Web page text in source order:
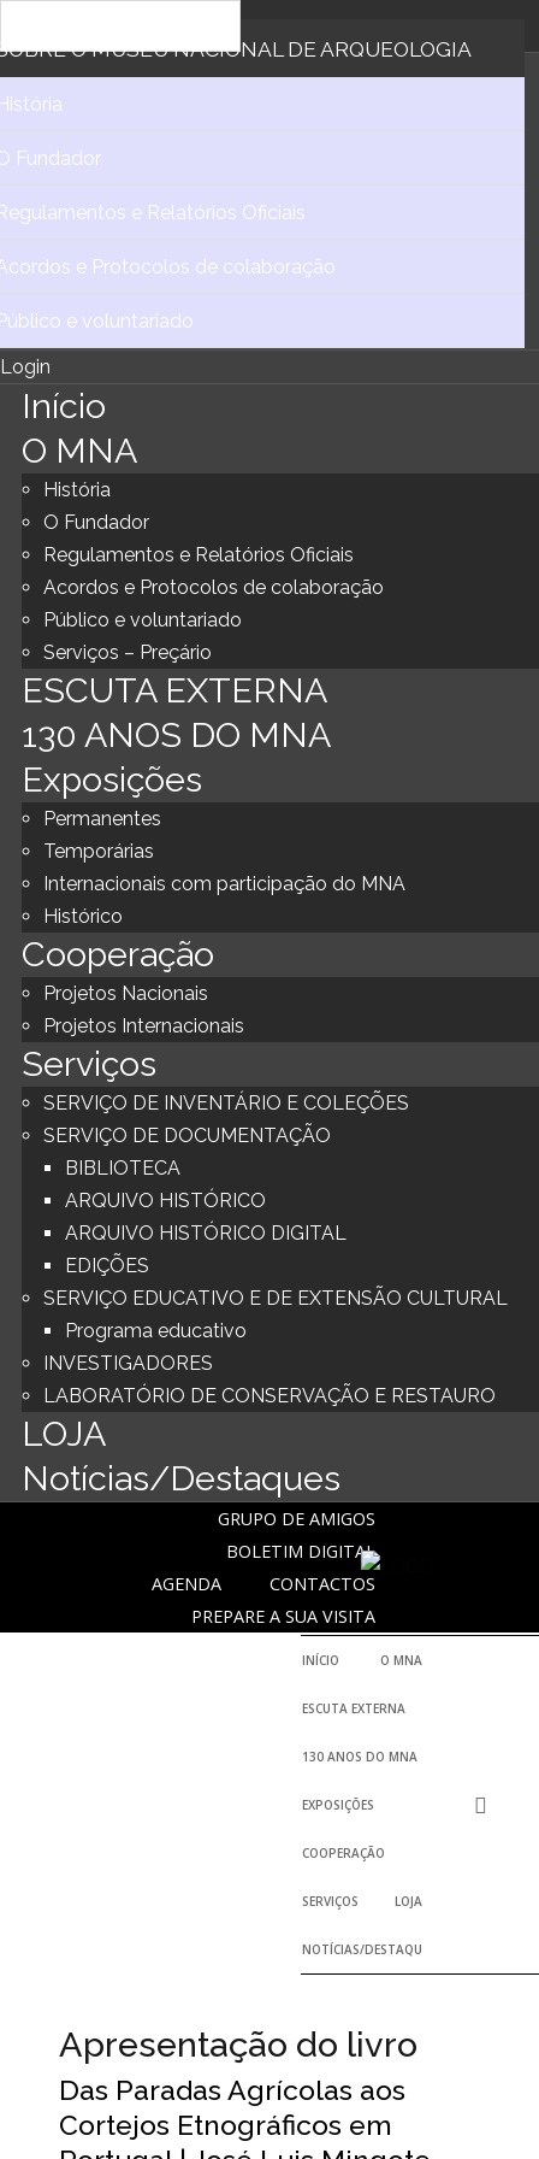
O MUSEU NACIONAL DE ARQUEOLOGIA
Fundador
e Relatórios Oficiais
e Protocolos de colaboração
e voluntariado
Login
Início
O MNA
História
O Fundador
Regulamentos e Relatórios Oficiais
Acordos e Protocolos de colaboração
Público e voluntariado
Serviços – Preçário
ESCUTA EXTERNA
130 ANOS DO MNA
Exposições
Permanentes
Temporárias
Internacionais com participação do MNA
Histórico
Cooperação
Projetos Nacionais
Projetos Internacionais
Serviços
SERVIÇO DE INVENTÁRIO E COLEÇÕES
SERVIÇO DE DOCUMENTAÇÃO
BIBLIOTECA
ARQUIVO HISTÓRICO
ARQUIVO HISTÓRICO DIGITAL
EDIÇÕES
SERVIÇO EDUCATIVO E DE EXTENSÃO CULTURAL
Programa educativo
INVESTIGADORES
LABORATÓRIO DE CONSERVAÇÃO E RESTAURO
LOJA
Notícias/Destaques
GRUPO DE AMIGOS
BOLETIM DIGITAL
CONTACTOS
AGENDA
PREPARE A SUA VISITA
INÍCIO O MNA
ESCUTA EXTERNA
130 ANOS DO MNA
EXPOSIÇÕES
COOPERAÇÃO
SERVIÇOS LOJA
NOTÍCIAS/DESTAQUES
Apresentação do livro
Das Paradas Agrícolas aos
Cortejos Etnográficos em